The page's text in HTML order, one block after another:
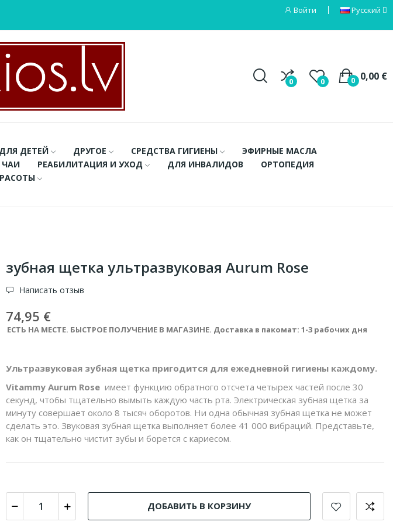
Войти Русский
0 0 0,00 €
0
ДЛЯ ДЕТЕЙ ДРУГОЕ СРЕДСТВА ГИГИЕНЫ
ЭФИРНЫЕ МАСЛА
ЧАИ РЕАБИЛИТАЦИЯ И УХОД ДЛЯ ИНВАЛИДОВ
ОРТОПЕДИЯ
зубная щетка ультразвуковая Aurum Rose
Написать отзыв
74,95 €
ЕСТЬ НА МЕСТЕ. БЫСТРОЕ ПОЛУЧЕНИЕ В МАГАЗИНЕ. Доставка в пакомат: 1-3 рабочих дня
Ультразвуковая зубная щетка пригодится для ежедневной гигиены каждому.
Vitammy Aurum Rose имеет функцию обратного отсчета четырех частей после 30
секунд, чтобы тщательно вымыть каждую часть рта. Электрическая зубная щетка за
минуту совершает около 8 тысяч оборотов. Ни одна обычная зубная щетка не может
сделать это. Звуковая зубная щетка выполняет более 41 000 вибраций. Представьте,
как он тщательно чистит зубы и борется с кариесом.
ДОБАВИТЬ В КОРЗИНУ